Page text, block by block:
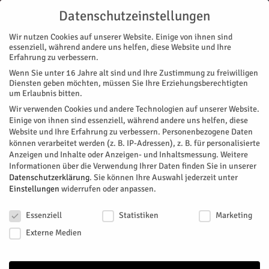
Start Stadtteile Jülich „True Crime“ ohne Voyeurismus
STADTTEILE JÜLICH
„True Crime“ ohne Voyeurismus
Weil in Jülich nach Aussage von Ensemble-Leiter Benjamin
Comparot ein so gutes Publikum ist, werden hier seit Jahren
die Premieren der neuen Programme von Opus45 gefeiert.
„True Crime“ heißt es diesmal. Zum ersten Mal auf der Bühne
ist es morgen – aber diesmal in Zweibrücken. „Hier ist dann
Dramaturgin von Opus45 und Schwester des Ensemble-
Leiters. Was die Gäste in der Schlosskapelle der Zitadelle um
18 Uhr am Montag, 1. Juni, erwartet, hat Liebhäuser im
Datenschutzeinstellungen
Wir nutzen Cookies auf unserer Website. Einige von ihnen sind
essenziell, während andere uns helfen, diese Website und Ihre
Erfahrung zu verbessern.
Wenn Sie unter 16 Jahre alt sind und Ihre Zustimmung zu freiwilligen
Diensten geben möchten, müssen Sie Ihre Erziehungsberechtigten
um Erlaubnis bitten.
Wir verwenden Cookies und andere Technologien auf unserer Website.
Einige von ihnen sind essenziell, während andere uns helfen, diese
Website und Ihre Erfahrung zu verbessern. Personenbezogene Daten
können verarbeitet werden (z. B. IP-Adressen), z. B. für personalisierte
Anzeigen und Inhalte oder Anzeigen- und Inhaltsmessung. Weitere
Informationen über die Verwendung Ihrer Daten finden Sie in unserer
Datenschutzerklärung. Sie können Ihre Auswahl jederzeit unter
Einstellungen widerrufen oder anpassen.
Essenziell
Statistiken
Marketing
Externe Medien